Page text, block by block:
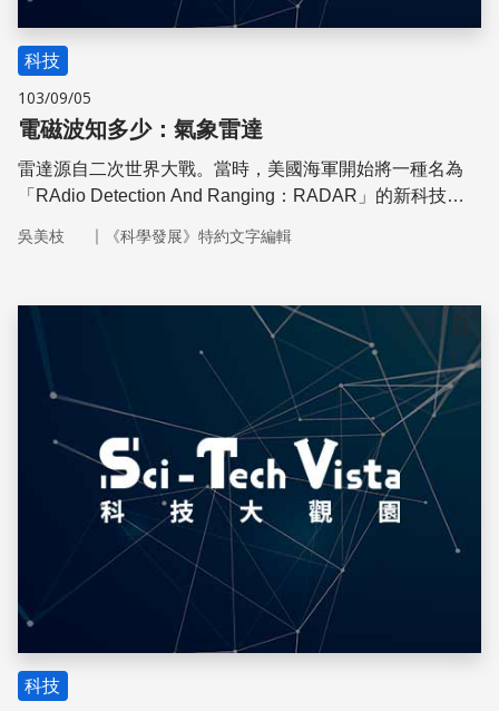
科技
103/09/05
電磁波知多少：氣象雷達
雷達源自二次世界大戰。當時，美國海軍開始將一種名為
「RAdio Detection And Ranging：RADAR」的新科技運
送電磁波碰到物體會有反射回波的原理，進而掌握戰場上敵
吳美枝 ｜ 《科學發展》特約文字編輯
儲存
科技